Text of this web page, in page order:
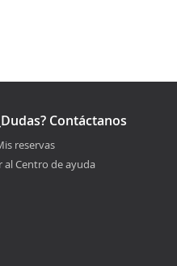
Contáctanos
reservas
al Centro de ayuda